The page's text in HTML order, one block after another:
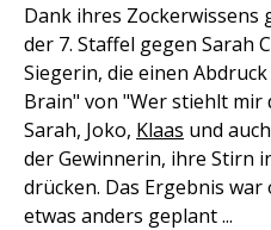
Dank ihres Zockerwissens
der 7. Staffel gegen Sarah
Siegerin, die einen
Brain" von "Wer stiehlt mir
Sarah, Joko, Klaas und
der Gewinnerin, ihre Stirn
drücken. Das Ergebnis
etwas anders geplant ...